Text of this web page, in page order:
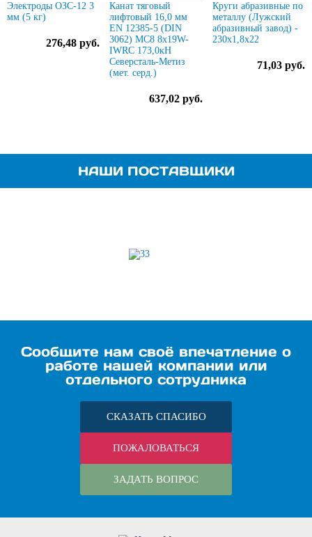
Электроды ОЗС-12 3
мм (5 кг)
276,48 руб.
Канат тяговый
лифтовый 16,0 мм
EN 12385-5 (DIN
3062) МС8 8х19W-
IWRC 173,0кН
Северсталь-Метиз
(мет. серд.)
637,02 руб.
Круги абразивные по
металлу (Лужский
абразивный завод) -
230х1,8х22
71,03 руб.
НАШИ ПОСТАВЩИКИ
Сообщите нам своё впечатление о
работе нашей компании или
отдельного сотрудника
СКАЗАТЬ СПАСИБО
ПОЖАЛОВАТЬСЯ
ЗАДАТЬ ВОПРОС